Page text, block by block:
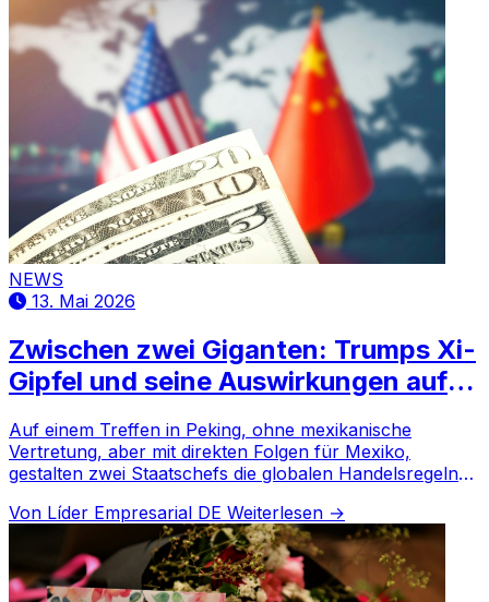
NEWS
13. Mai 2026
Zwischen zwei Giganten: Trumps Xi-
Gipfel und seine Auswirkungen auf
Auf einem Treffen in Peking, ohne mexikanische
Vertretung, aber mit direkten Folgen für Mexiko,
gestalten zwei Staatschefs die globalen Handelsregeln
Woche in China.
Von Líder Empresarial DE Weiterlesen →